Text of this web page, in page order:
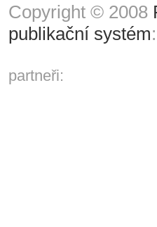
Copyright © 2008
publikační systém
partneři: